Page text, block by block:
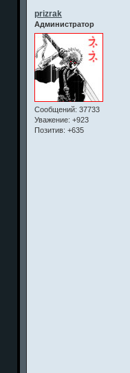
prizrak
Администратор
Сообщений: 37733
Уважение: +923
Позитив: +635